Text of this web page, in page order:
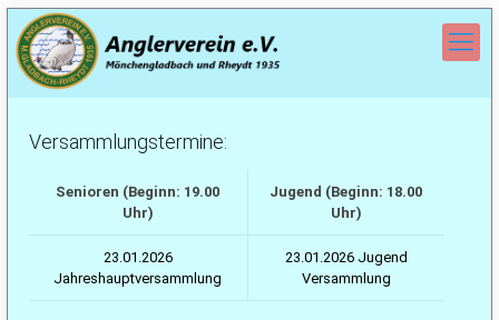
Versammlungstermine:
Senioren (Beginn: 19.00
Uhr)
Jugend (Beginn: 18.00
Uhr)
23.01.2026
Jahreshauptversammlung
23.01.2026 Jugend
Versammlung